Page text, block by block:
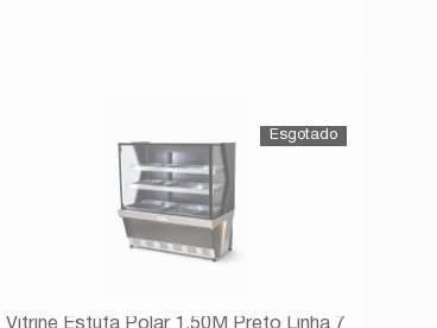
Vitrine Estufa Polar 1,50M Preto Linha 7